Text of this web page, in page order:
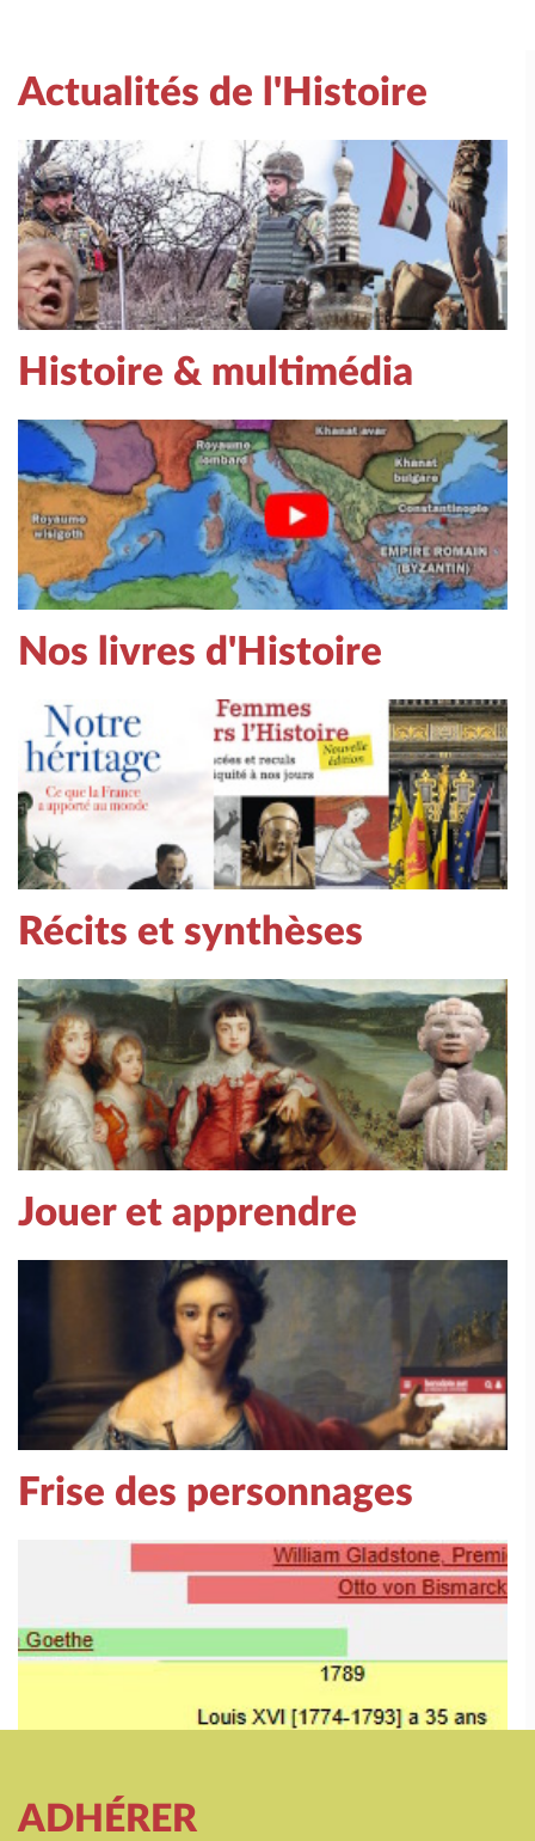
Actualités de l'Histoire
Histoire & multimédia
Nos livres d'Histoire
Récits et synthèses
Jouer et apprendre
Frise des personnages
ADHÉRER